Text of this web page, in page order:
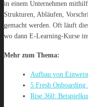
in einem Unternehmen
Strukturen, Abläufen,
gemacht werden. Oft läuft
wo dann E-Learning-Kurse
Mehr zum Thema:
Aufbau von
5 Fresh
Rise 360: